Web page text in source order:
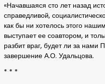
«Начавшаяся сто лет назад
справедливой,
как бы ни хотелось этого
выступает ее соавтором, и
разбит враг, будет ли за нами
завершение А.О. Удальцова.
* * *